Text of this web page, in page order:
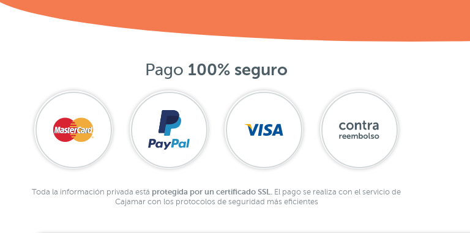
Pago 100% seguro
Toda la información privada está protegida por un certificado SSL.
El pago se realiza con el servicio de
Cajamar con los protocolos de seguridad más eficientes